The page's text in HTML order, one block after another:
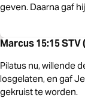
geven. Daarna gaf
Marcus 15:15
Pilatus nu, willende
losgelaten, en gaf
gekruist te worden.